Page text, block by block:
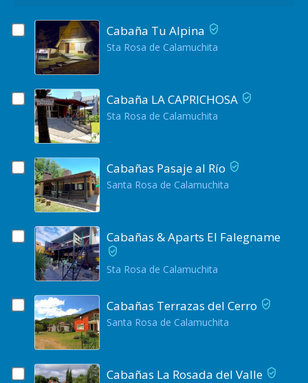
Cabaña Tu Alpina
Sta Rosa de Calamuchita
Cabaña LA CAPRICHOSA
Sta Rosa de Calamuchita
Cabañas Pasaje al Río
Santa Rosa de Calamuchita
Cabañas & Aparts El Falegname
Sta Rosa de Calamuchita
Cabañas Terrazas del Cerro
Santa Rosa de Calamuchita
Cabañas La Rosada del Valle